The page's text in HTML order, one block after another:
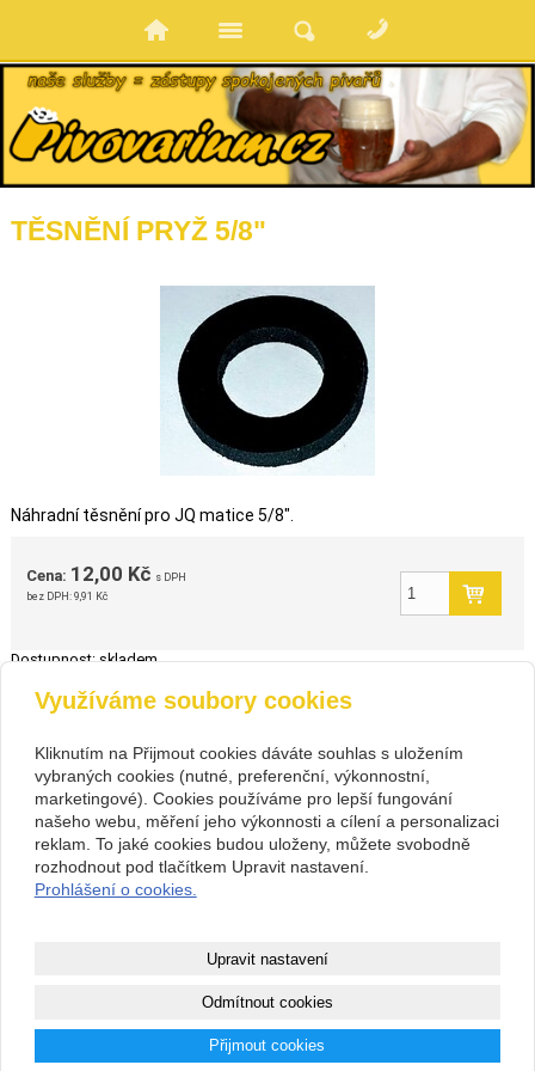
TĚSNĚNÍ PRYŽ 5/8"
Náhradní těsnění pro JQ matice 5/8".
Cena: 12,00 Kč s DPH
bez DPH:9,91 Kč
Dostupnost: skladem
zpět
Kontakt
PIVOVARIUM.CZ s.r.o.
Na Cihlářce 2766/22 , Praha 5
14199572
CZ14199572
+420 734 846 489
+420 603 807 831
pivovarium@pivovarium.cz
Facebook
Mapa webu|Zobrazit klasickou verzi
Využíváme soubory cookies
Kliknutím na Přijmout cookies dáváte souhlas s uložením
vybraných cookies (nutné, preferenční, výkonnostní,
marketingové). Cookies používáme pro lepší fungování
našeho webu, měření jeho výkonnosti a cílení a personalizaci
reklam. To jaké cookies budou uloženy, můžete svobodně
rozhodnout pod tlačítkem Upravit nastavení.
Prohlášení o cookies.
Upravit nastavení
Odmítnout cookies
Přijmout cookies